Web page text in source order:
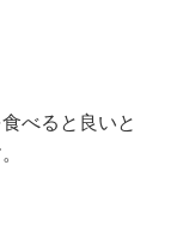
べると良いと